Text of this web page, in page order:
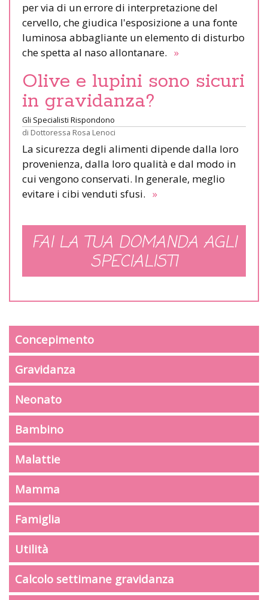
per via di un errore di interpretazione del
cervello, che giudica l'esposizione a una fonte
luminosa abbagliante un elemento di disturbo
che spetta al naso allontanare. »
Olive e lupini sono sicuri
in gravidanza?
Gli Specialisti Rispondono
di Dottoressa Rosa Lenoci
La sicurezza degli alimenti dipende dalla loro
provenienza, dalla loro qualità e dal modo in
cui vengono conservati. In generale, meglio
evitare i cibi venduti sfusi. »
FAI LA TUA DOMANDA AGLI
SPECIALISTI
Concepimento
Gravidanza
Neonato
Bambino
Malattie
Mamma
Famiglia
Utilità
Calcolo settimane gravidanza